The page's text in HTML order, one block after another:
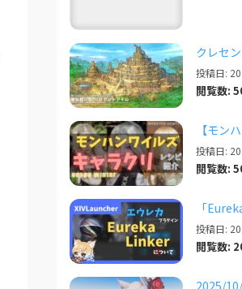
投稿日:
閲覧数:
投稿日:
閲覧数:
投稿日:
閲覧数: